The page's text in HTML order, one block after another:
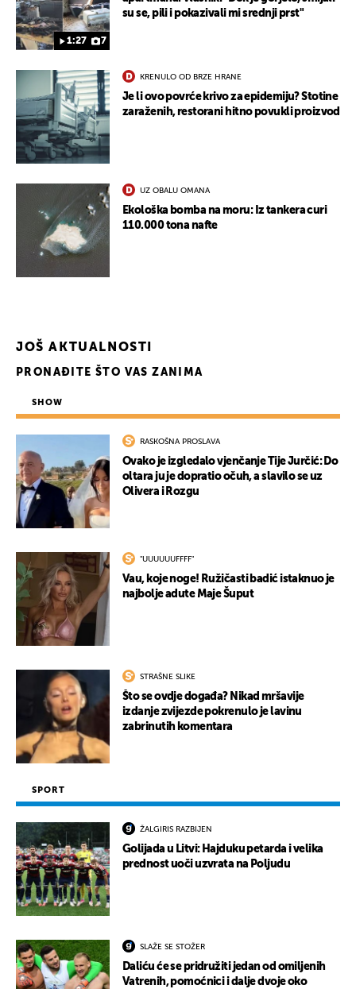
1:27 7
su se, pili i pokazivali mi srednji prst"
KRENULO OD BRZE HRANE
Je li ovo povrće krivo za epidemiju? Stotine
zaraženih, restorani hitno povukli proizvod
UZ OBALU OMANA
Ekološka bomba na moru: Iz tankera curi
110.000 tona nafte
JOŠ AKTUALNOSTI
PRONAĐITE ŠTO VAS ZANIMA
SHOW
RASKOŠNA PROSLAVA
Ovako je izgledalo vjenčanje Tije Jurčić: Do
oltara ju je dopratio očuh, a slavilo se uz
Olivera i Rozgu
"UUUUUUFFFF"
Vau, koje noge! Ružičasti badić istaknuo je
najbolje adute Maje Šuput
STRAŠNE SLIKE
Što se ovdje događa? Nikad mršavije
izdanje zvijezde pokrenulo je lavinu
zabrinutih komentara
SPORT
ŽALGIRIS RAZBIJEN
Golijada u Litvi: Hajduku petarda i velika
prednost uoči uzvrata na Poljudu
SLAŽE SE STOŽER
Daliću će se pridružiti jedan od omiljenih
Vatrenih, pomoćnici i dalje dvoje oko